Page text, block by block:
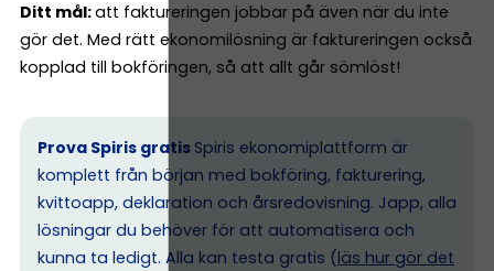
Ditt mål:att faktureringen jobbar på även när du inte
gör det. Med rätt ekonomilösning är faktureringen också
kopplad till bokföringen, så att allt går sömlöst!
Prova Spiris gratis Spiris ekonomiplattform är
komplett från början med bokföring, fakturering,
kvittoapp, deklaration och årsredovisning. Japp, alla
lösningar du behöver för att automatisera och
kunna ta ledigt. Alla kan testa gratis (läs hur gör det